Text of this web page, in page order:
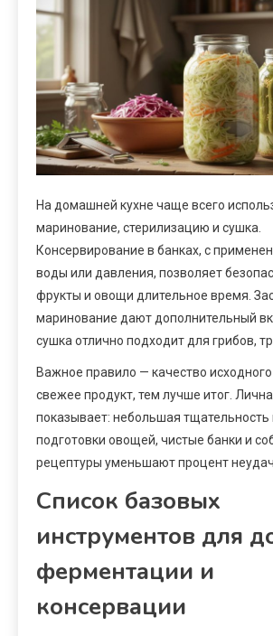
На домашней кухне чаще всего
маринование, стерилизацию и сушка.
Консервирование в банках, с
воды или давления, позволяет
фрукты и овощи длительное время.
маринование дают дополнительный
сушка отлично подходит для грибов,
Важное правило — качество
свежее продукт, тем лучше итог.
показывает: небольшая тщательность
подготовки овощей, чистые банки и
рецептуры уменьшают процент
Список базовых
инструментов для
ферментации и
консервации